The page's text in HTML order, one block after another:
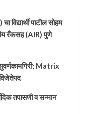
पाटील सोहम
रँकसह (AIR) पुणे
Matrix
तपासणी व सन्मान